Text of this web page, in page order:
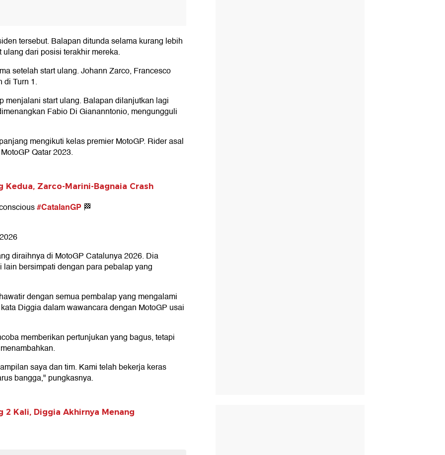
tersebut. Balapan ditunda selama kurang lebih
dari posisi terakhir mereka.
setelah start ulang. Johann Zarco, Francesco
di Turn 1.
menjalani start ulang. Balapan dilanjutkan lagi
Fabio Di Giananntonio, mengungguli
mengikuti kelas premier MotoGP. Rider asal
Qatar 2023.
Kedua, Zarco-Marini-Bagnaia Crash
#CatalanGP 🏁
diraihnya di MotoGP Catalunya 2026. Dia
bersimpati dengan para pebalap yang
dengan semua pembalap yang mengalami
Diggia dalam wawancara dengan MotoGP usai
memberikan pertunjukan yang bagus, tetapi
saya dan tim. Kami telah bekerja keras
bangga," pungkasnya.
2 Kali, Diggia Akhirnya Menang